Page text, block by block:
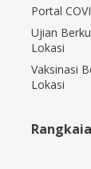
Portal
Ujian
Lokasi
Vaksinasi
Lokasi